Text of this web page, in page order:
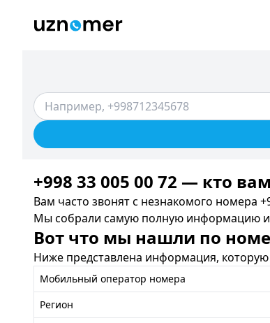
+998 33 005 00 72 — кто
Вам часто звонят с незнакомого номера
Мы собрали самую полную информацию
Вот что мы нашли по
Ниже представлена информация,
Мобильный оператор номера
Регион